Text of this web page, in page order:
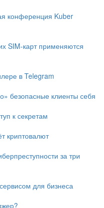
конференция Kuber
SIM-карт применяются
в Telegram
безопасные клиенты себя
к секретам
криптовалют
за три
для бизнеса